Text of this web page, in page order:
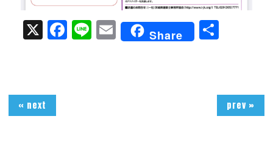
X Facebook
LineEmail
Share
« next prev »